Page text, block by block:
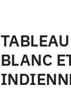
BLANC